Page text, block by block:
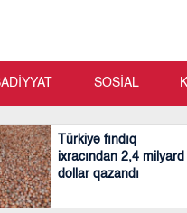
SOSİAL
Türkiyə fındıq
ixracından 2,4 milyard
dollar qazandı